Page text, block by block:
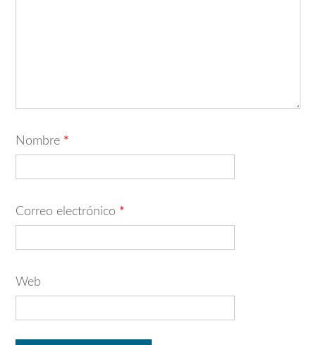
Nombre *
Correo electrónico *
Web